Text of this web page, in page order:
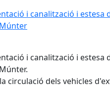
i canalització i estesa
i canalització i estesa
i canalització i estesa
circulació dels vehicles